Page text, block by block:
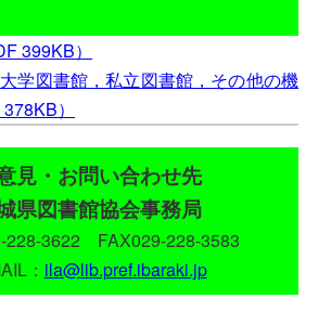
399KB）
学図書館，私立図書館，その他の機
）
見・お問い合わせ先
県図書館協会事務局
228-3622 FAX029-228-3583
： ila@lib.pref.ibaraki.jp